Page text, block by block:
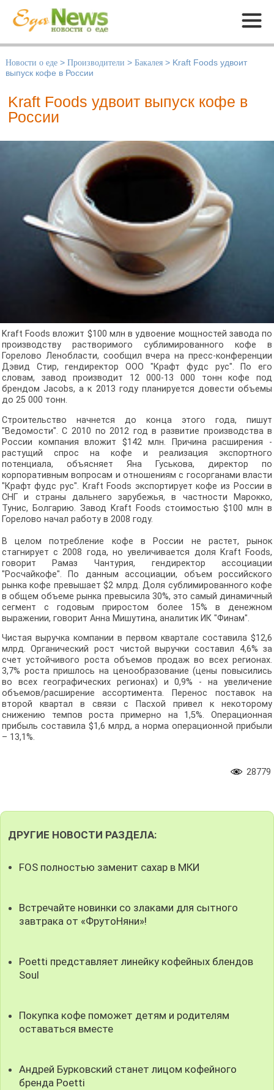
Меню
Новости о еде > Производители > Бакалея > Kraft Foods удвоит
выпуск кофе в России
Kraft Foods удвоит выпуск кофе в
России
Kraft Foods вложит $100 млн в удвоение мощностей завода по
производству растворимого сублимированного кофе в
Горелово Ленобласти, сообщил вчера на пресс-конференции
Дэвид Стир, гендиректор ООО "Крафт фудс рус". По его
словам, завод производит 12 000-13 000 тонн кофе под
брендом Jacobs, а к 2013 году планируется довести объемы
до 25 000 тонн.
Строительство начнется до конца этого года, пишут
"Ведомости". С 2010 по 2012 год в развитие производства в
России компания вложит $142 млн. Причина расширения -
растущий спрос на кофе и реализация экспортного
потенциала, объясняет Яна Гуськова, директор по
корпоративным вопросам и отношениям с госорганами власти
"Крафт фудс рус". Kraft Foods экспортирует кофе из России в
СНГ и страны дальнего зарубежья, в частности Марокко,
Тунис, Болгарию. Завод Kraft Foods стоимостью $100 млн в
Горелово начал работу в 2008 году.
В целом потребление кофе в России не растет, рынок
стагнирует с 2008 года, но увеличивается доля Kraft Foods,
говорит Рамаз Чантурия, гендиректор ассоциации
"Росчайкофе". По данным ассоциации, объем российского
рынка кофе превышает $2 млрд. Доля сублимированного кофе
в общем объеме рынка превысила 30%, это самый динамичный
сегмент с годовым приростом более 15% в денежном
выражении, говорит Анна Мишутина, аналитик ИК "Финам".
Чистая выручка компании в первом квартале составила $12,6
млрд. Органический рост чистой выручки составил 4,6% за
счет устойчивого роста объемов продаж во всех регионах.
3,7% роста пришлось на ценообразование (цены повысились
во всех географических регионах) и 0,9% - на увеличение
объемов/расширение ассортимента. Перенос поставок на
второй квартал в связи с Пасхой привел к некоторому
снижению темпов роста примерно на 1,5%. Операционная
прибыль составила $1,6 млрд, а норма операционной прибыли
– 13,1%.
28779
ДРУГИЕ НОВОСТИ РАЗДЕЛА:
FOS полностью заменит сахар в МКИ
Встречайте новинки со злаками для сытного
завтрака от «ФрутоНяни»!
Poetti представляет линейку кофейных блендов
Soul
Покупка кофе поможет детям и родителям
оставаться вместе
Андрей Бурковский станет лицом кофейного
бренда Poetti